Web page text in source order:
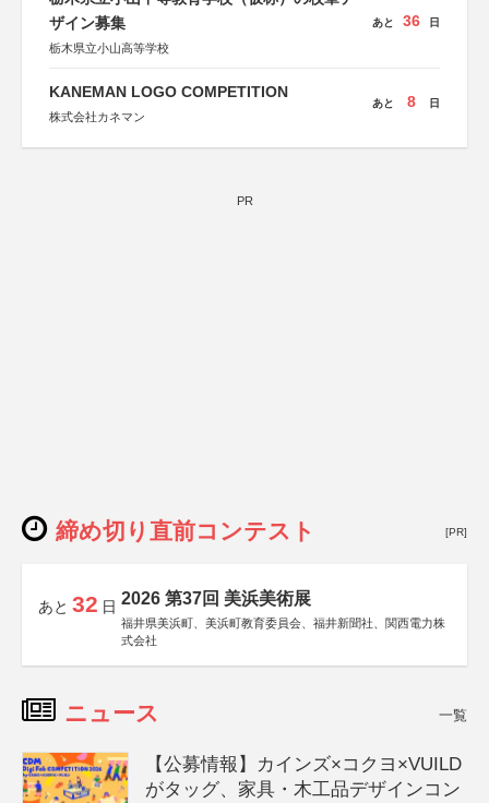
ザイン募集
栃木県立小山高等学校
あと 36 日
KANEMAN LOGO COMPETITION
株式会社カネマン
あと 8 日
PR
締め切り直前コンテスト [PR]
あと 32 日 2026 第37回 美浜美術展
福井県美浜町、美浜町教育委員会、福井新聞社、関西電力株
式会社
ニュース 一覧
【公募情報】カインズ×コクヨ×VUILD
がタッグ、家具・木工品デザインコン